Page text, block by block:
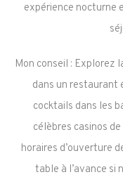
expérience nocturne
Mon conseil : Explorez
dans un restaurant
cocktails dans les
célèbres casinos
horaires d’ouverture
table à l’avance si